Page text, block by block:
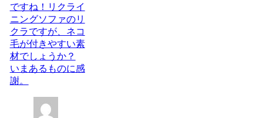
ですね！リクライ
ニングソファのリ
クラですが、ネコ
毛が付きやすい素
材でしょうか？
いまあるものに感
謝。